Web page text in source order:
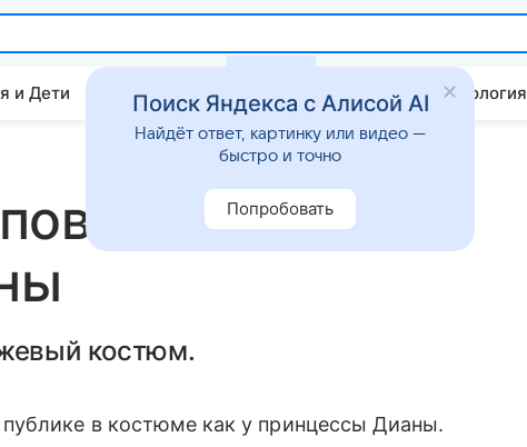
и Дети Дом Гороскопы Стиль жизни Психология
образ
костюм.
в костюме как у принцессы Дианы.
Поиск Яндекса с Алисой AI
Найдёт ответ, картинку или видео —
быстро и точно
Попробовать